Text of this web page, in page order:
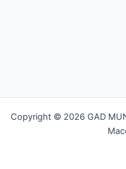
Copyright © 2026 GAD